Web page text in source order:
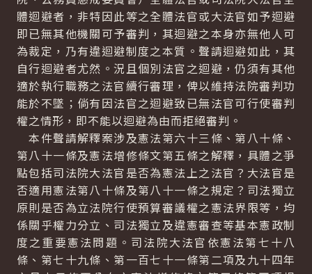
體迴避者，非特因此等之全體法官或大法官如予迴避
即已無其他機關可予審判，其迴避之本身亦無他人可
為裁定，乃有違迴避制度之本質。聲請迴避如此，其
自行迴避者尤然。況且個別法官之迴避，仍須有其他
適於執行職務之法官續行審理，俾以維持法院審判功
能於不墜；倘有因法官之迴避致已無法官可行使審判
權之情形，即不能以迴避為由而拒絕審判。
本件聲請解釋案涉及憲法第六十三條、第八十條、
第八十一條及憲法增修條文第五條之解釋，具體之爭
點包括司法院大法官是否為憲法上之法官？大法官是
否適用憲法第八十條及第八十一條之規定？司法獨立
原則是否為立法院行使預算審議權之憲法界限等，均
係關乎權力分立、司法獨立及違憲審查等基本憲政制
度之重要憲法問題。司法院大法官依憲法第七十八
條、第七十九條、第一百七十一條第二項及九十四年